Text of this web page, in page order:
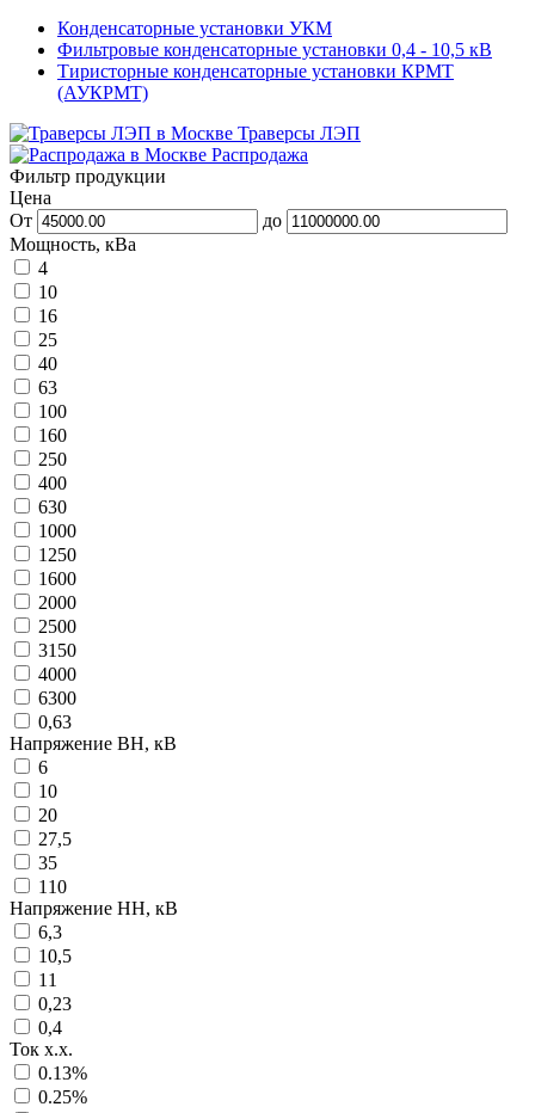
Конденсаторные установки УКМ
Фильтровые конденсаторные установки 0,4 - 10,5 кВ
Тиристорные конденсаторные установки КРМТ
(АУКРМТ)
Траверсы ЛЭП
Распродажа
Фильтр продукции
Цена
От
до
Мощность, кВа
4
10
16
25
40
63
100
160
250
400
630
1000
1250
1600
2000
2500
3150
4000
6300
0,63
Напряжение ВН, кВ
6
10
20
27,5
35
110
Напряжение НН, кВ
6,3
10,5
11
0,23
0,4
Ток х.х.
0.13%
0.25%